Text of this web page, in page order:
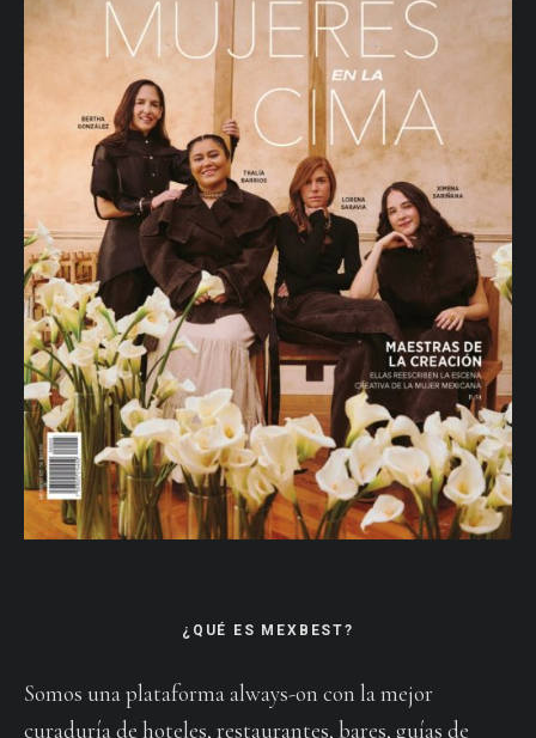
¿QUÉ ES MEXBEST?
Somos una plataforma always-on con la mejor
curaduría de hoteles, restaurantes, bares, guías de